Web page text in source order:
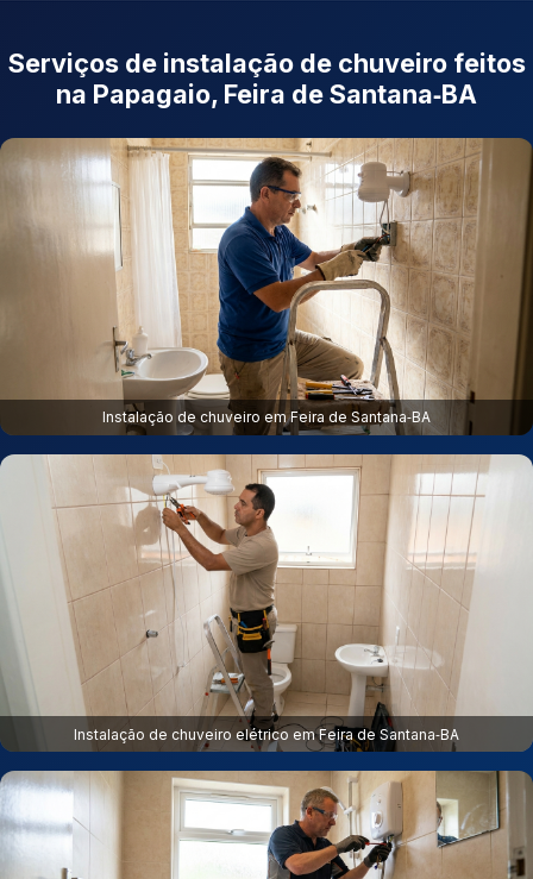
Serviços de instalação de chuveiro feitos
na Papagaio, Feira de Santana‑BA
Instalação de chuveiro em Feira de Santana‑BA
Instalação de chuveiro elétrico em Feira de Santana‑BA